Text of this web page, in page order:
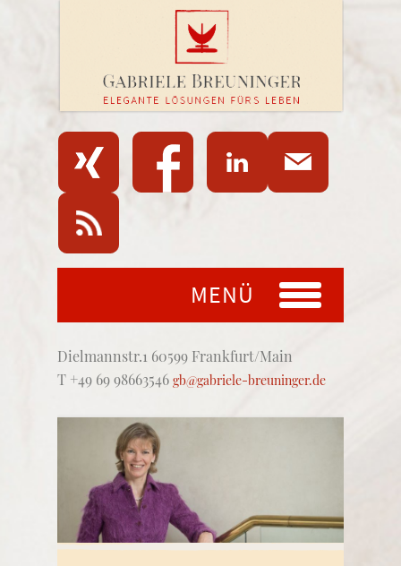
MENÜ
Dielmannstr.1 60599 Frankfurt/Main
T +49 69 98663546 gb@gabriele-breuninger.de